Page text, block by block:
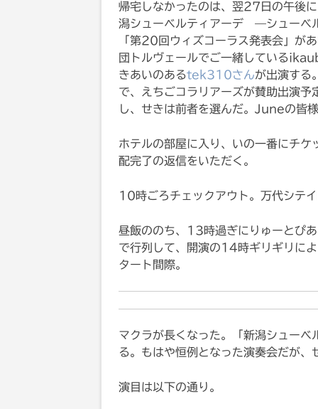
帰宅しなかったのは、翌27日の午後
潟シューベルティアーデ —シューベ
「第20回ウィズコーラス発表会」が
団トルヴェールでご一緒している
きあいのあるtek310さんが出演する
で、えちごコラリアーズが賛助出演予
し、せきは前者を選んだ。Juneの皆様
ホテルの部屋に入り、いの一番にチ
配完了の返信をいただく。
10時ごろチェックアウト。万代シテ
昼飯ののち、13時過ぎにりゅーとぴ
で行列して、開演の14時ギリギリに
タート間際。
マクラが長くなった。「新潟シュー
る。もはや恒例となった演奏会だが、
演目は以下の通り。